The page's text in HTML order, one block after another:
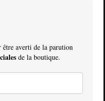
averti de la parution
de la boutique.